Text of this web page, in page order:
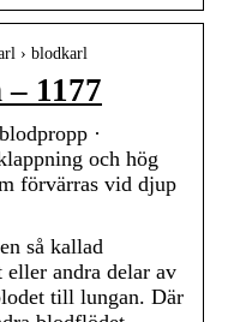
› blodkarl
1177
·
och hög
förvärras vid djup
så kallad
andra delar av
till lungan. Där